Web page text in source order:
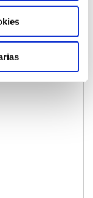
beca a través
vez dentro,
este curso